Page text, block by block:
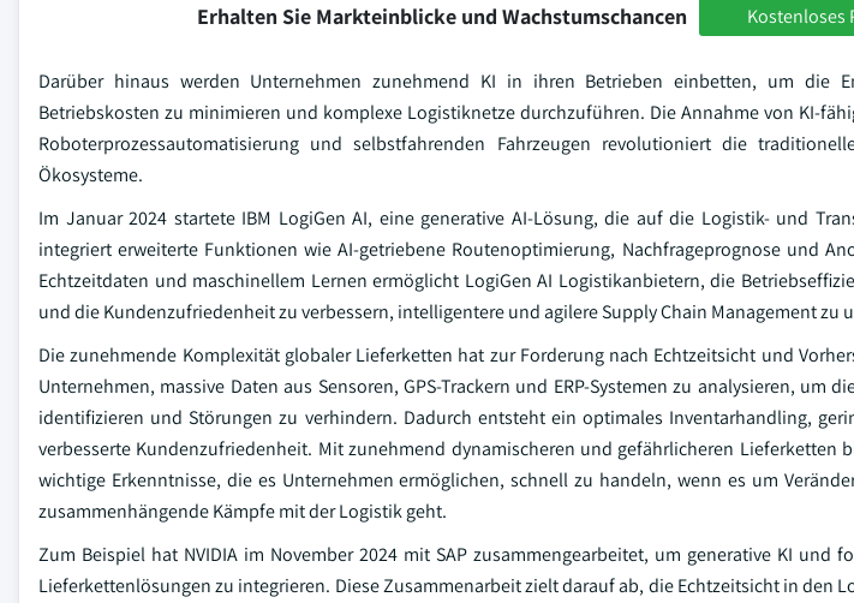
Erhalten Sie Markteinblicke und Wachstumschancen Kostenloses
Darüber hinaus werden Unternehmen zunehmend KI in ihren Betrieben einbetten, um die
Betriebskosten zu minimieren und komplexe Logistiknetze durchzuführen. Die Annahme von KI-
Roboterprozessautomatisierung und selbstfahrenden Fahrzeugen revolutioniert die
Ökosysteme.
Im Januar 2024 startete IBM LogiGen AI, eine generative AI-Lösung, die auf die Logistik- und
integriert erweiterte Funktionen wie AI-getriebene Routenoptimierung, Nachfrageprognose und
Echtzeitdaten und maschinellem Lernen ermöglicht LogiGen AI Logistikanbietern, die
und die Kundenzufriedenheit zu verbessern, intelligentere und agilere Supply Chain Management zu
Die zunehmende Komplexität globaler Lieferketten hat zur Forderung nach Echtzeitsicht und
Unternehmen, massive Daten aus Sensoren, GPS-Trackern und ERP-Systemen zu analysieren, um
identifizieren und Störungen zu verhindern. Dadurch entsteht ein optimales Inventarhandling,
verbesserte Kundenzufriedenheit. Mit zunehmend dynamischeren und gefährlicheren Lieferketten
wichtige Erkenntnisse, die es Unternehmen ermöglichen, schnell zu handeln, wenn es um
zusammenhängende Kämpfe mit der Logistik geht.
Zum Beispiel hat NVIDIA im November 2024 mit SAP zusammengearbeitet, um generative KI und
Lieferkettenlösungen zu integrieren. Diese Zusammenarbeit zielt darauf ab, die Echtzeitsicht in den